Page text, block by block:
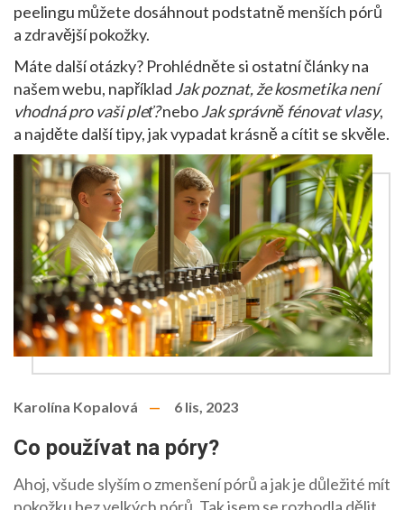
peelingu můžete dosáhnout podstatně menších pórů
a zdravější pokožky.
Máte další otázky? Prohlédněte si ostatní články na
našem webu, například Jak poznat, že kosmetika není
vhodná pro vaši pleť?neboJak správně fénovat vlasy,
a najděte další tipy, jak vypadat krásně a cítit se skvěle.
Karolína Kopalová 6 lis, 2023
Co používat na póry?
Ahoj, všude slyším o zmenšení pórů a jak je důležité mít